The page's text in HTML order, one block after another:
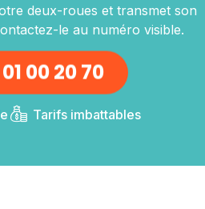
deux-roues et transmet son
le au numéro visible.
00 20 70
Tarifs imbattables